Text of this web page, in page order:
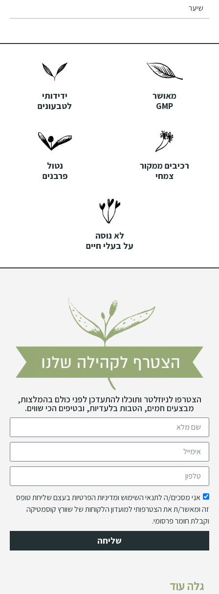
שיער
מאושר
GMP
ידידותי
לטבעונים
רכיבים ממקור
צמחי
נטול
פרבנים
לא נוסה
על בעלי חיים
גלה עוד
הצטרפו לניוזלטר ותוכלו להתעדכן לפני כולם בהמלצות,
מבצעים חמים, הטבות בלעדיות, ובטיפים הכי שווים.
אני מסכים/ה לתנאי השימוש ומדיניות הפרטיות בעצם שליחת טופס
זה ומאשר/ת את הצטרפותי למועדון הלקוחות של שוורץ קוסמטיקה
וקבלת חומר פרסומי.
שליחה